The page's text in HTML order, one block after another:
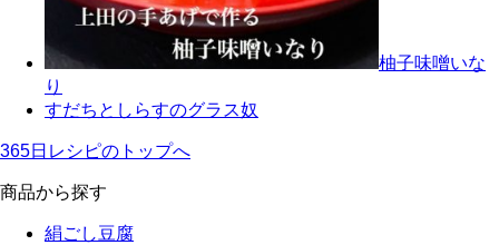
柚子味噌いな
り
すだちとしらすのグラス奴
365日レシピのトップへ
商品から探す
絹ごし豆腐